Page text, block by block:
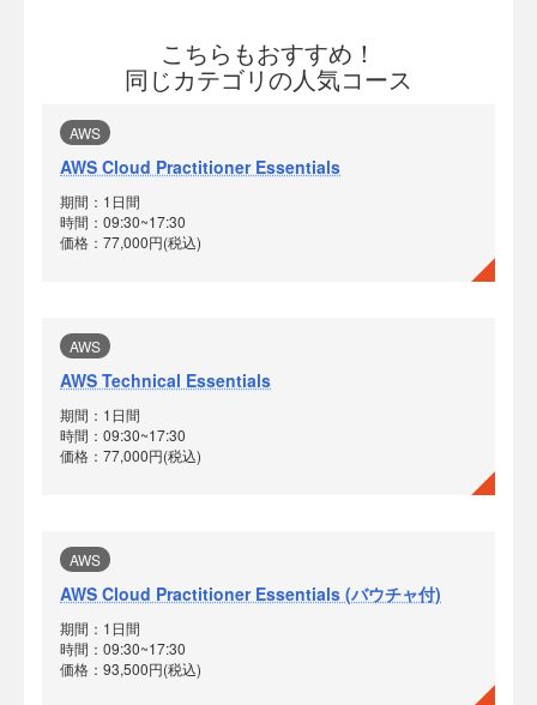
こちらもおすすめ！
同じカテゴリの人気コース
AWS
AWS Cloud Practitioner Essentials
期間：1日間
時間：09:30~17:30
価格：77,000円(税込)
AWS
AWS Technical Essentials
期間：1日間
時間：09:30~17:30
価格：77,000円(税込)
AWS
AWS Cloud Practitioner Essentials (バウチャ付)
期間：1日間
時間：09:30~17:30
価格：93,500円(税込)